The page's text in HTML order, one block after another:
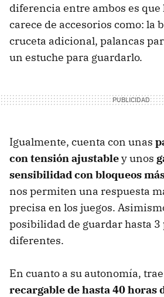
diferencia entre ambos es que
carece de accesorios como: la
cruceta adicional, palancas
un estuche para guardarlo.
Igualmente, cuenta con unas
con tensión ajustabley unos
sensibilidad con bloqueos
nos permiten una respuesta
precisa en los juegos.
posibilidad de guardar hasta 3
diferentes.
En cuanto a su autonomía,
recargable de hasta 40 horas